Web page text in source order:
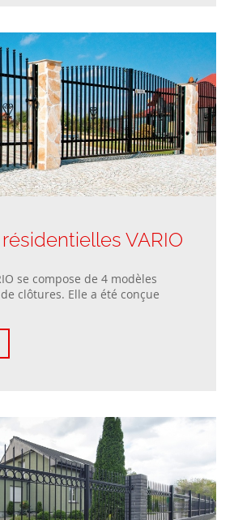
VARIO
se compose de 4 modèles
clôtures. Elle a été conçue